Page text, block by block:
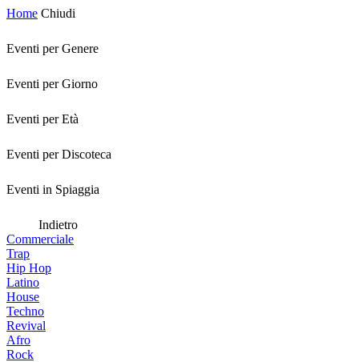
Home Chiudi
Eventi per Genere
Eventi per Giorno
Eventi per Età
Eventi per Discoteca
Eventi in Spiaggia
Indietro
Commerciale
Trap
Hip Hop
Latino
House
Techno
Revival
Afro
Rock